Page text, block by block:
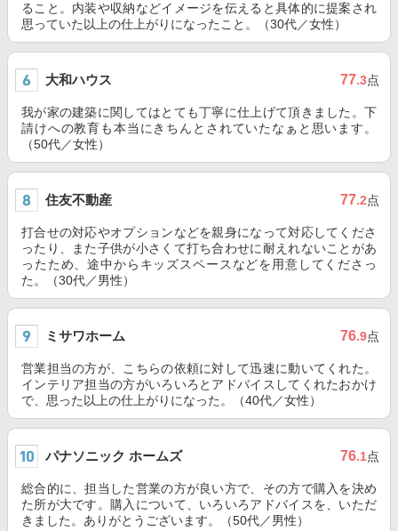
ること。内装や収納などイメージを伝えると具体的に提案され
思っていた以上の仕上がりになったこと。（30代／女性）
大和ハウス 77.3点
我が家の建築に関してはとても丁寧に仕上げて頂きました。下
請けへの教育も本当にきちんとされていたなぁと思います。
（50代／女性）
住友不動産 77.2点
打合せの対応やオプションなどを親身になって対応してくださ
ったり、また子供が小さくて打ち合わせに耐えれないことがあ
ったため、途中からキッズスペースなどを用意してくださっ
た。（30代／男性）
ミサワホーム 76.9点
営業担当の方が、こちらの依頼に対して迅速に動いてくれた。
インテリア担当の方がいろいろとアドバイスしてくれたおかけ
で、思った以上の仕上がりになった。（40代／女性）
パナソニック ホームズ 76.1点
総合的に、担当した営業の方が良い方で、その方で購入を決め
た所が大です。購入について、いろいろアドバイスを、いただ
きました。ありがとうございます。（50代／男性）